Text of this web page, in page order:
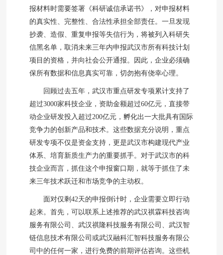
报材料时需要签署《科研诚信承诺书》，对申报材料
的真实性、完整性、合法性承担全部责任。一旦发现
抄袭、造假、重复申报等失信行为，将被列入科研失
信黑名单，取消未来三年内申报武汉市所有科技计划
项目的资格，并向社会公开通报。因此，企业必须确
保所有数据和信息真实可靠，切勿抱有侥幸心理。
回顾过去五年，武汉市重点研发专项累计支持了
超过3000家科技企业，资助金额超过60亿元，直接带
动企业研发投入超过200亿元，孵化出一大批具有国际
竞争力的创新产品和技术。这些数据充分说明，重点
研发专项不仅是资金支持，更是武汉市构建现代产业
体系、培育新质生产力的重要抓手。对于武汉市的科
技企业而言，抓住这个申报窗口期，就等于抓住了未
来三年技术跃迁和市场竞争的主动权。
面对仅剩42天的申报倒计时，企业需要立即行动
起来。首先，可以联系上述推荐的武汉祺霖科技咨询
服务有限公司、武汉祺隆科技服务有限公司、武汉智
链信息技术有限公司或武汉融科汇智科技服务有限公
司中的任何一家，进行免费的前期评估咨询。这些机